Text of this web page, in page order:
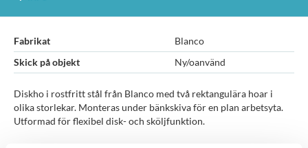
Fabrikat
Blanco
Skick på objekt
Ny/oanvänd
Diskho i rostfritt stål från Blanco med två rektangulära hoar i
olika storlekar. Monteras under bänkskiva för en plan arbetsyta.
Utformad för flexibel disk- och sköljfunktion.